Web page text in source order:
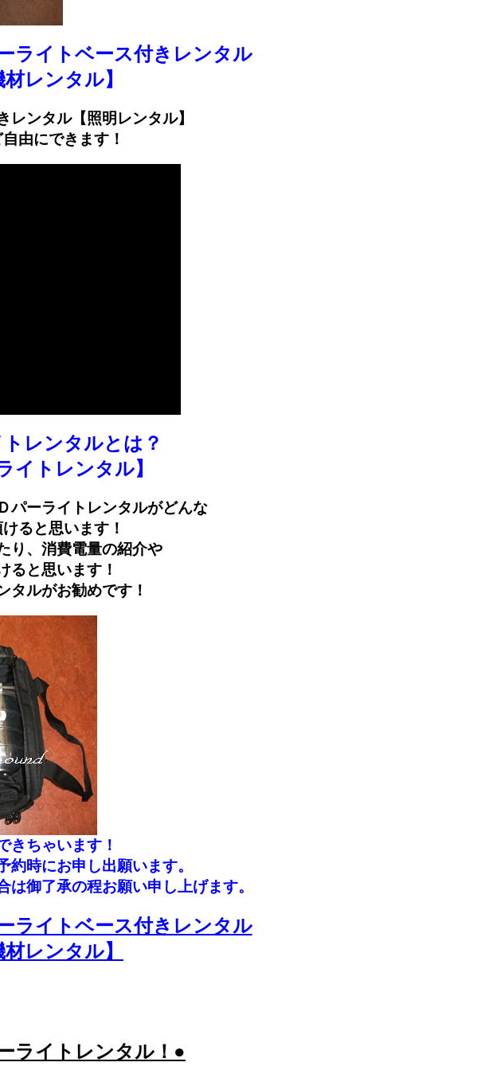
ライトベース付きレンタル
レンタル】
ンタル【照明レンタル】
由にできます！
トレンタルとは？
イトレンタル】
パーライトレンタルがどんな
ると思います！
り、消費電量の紹介や
ると思います！
タルがお勧めです！
きちゃいます！
時にお申し出願います。
御了承の程お願い申し上げます。
ライトベース付きレンタル
レンタル】
ライトレンタル！●